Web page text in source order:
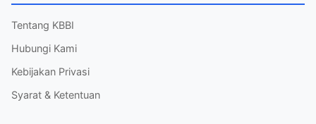
Tentang KBBI
Hubungi Kami
Kebijakan Privasi
Syarat & Ketentuan